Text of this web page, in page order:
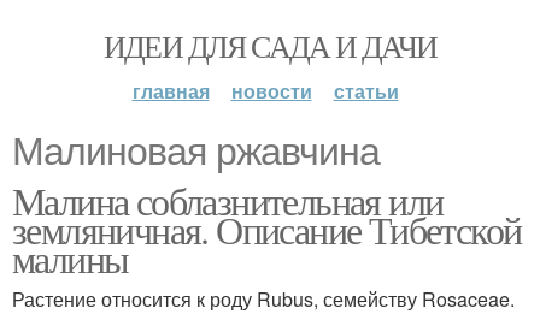
ИДЕИ ДЛЯ САДА И ДАЧИ
главная новости статьи
Малиновая ржавчина
Малина соблазнительная или
земляничная. Описание Тибетской
малины
Растение относится к роду Rubus, семейству Rosaceae.